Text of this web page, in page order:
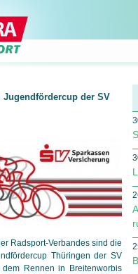
der SV
Radsport-Verbandes sind die
Thüringen der SV
dem Rennen in Breitenworbis